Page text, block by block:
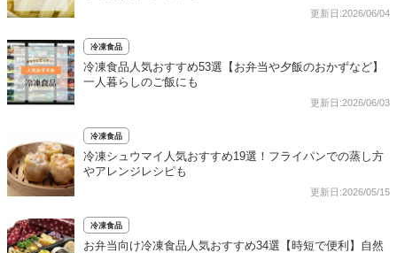
更新日:2026/06/04
冷凍食品
冷凍食品人気おすすめ53選【お弁当や夕飯のおかずなど】
一人暮らしのご飯にも
更新日:2026/06/03
冷凍食品
冷凍シュウマイ人気おすすめ19選！フライパンでの蒸し方
やアレンジレシピも
更新日:2026/05/15
冷凍食品
お弁当向け冷凍食品人気おすすめ34選【時短で便利】自然